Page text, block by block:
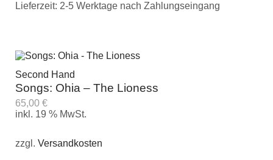
Lieferzeit: 2-5 Werktage nach Zahlungseingang
Second Hand
Songs: Ohia – The Lioness
65,00 €
inkl. 19 % MwSt.
zzgl. Versandkosten